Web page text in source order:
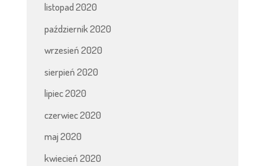
listopad 2020
październik 2020
wrzesień 2020
sierpień 2020
lipiec 2020
czerwiec 2020
maj 2020
kwiecień 2020